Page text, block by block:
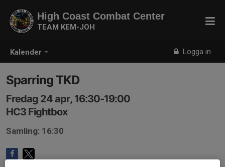
Kalender Logga in
High Coast Combat Center
TEAM KEM-JOH
Sparring TKD
Fredag 24 apr, 16:30-19:00
HC3 Fightbox
Samling: 16:30